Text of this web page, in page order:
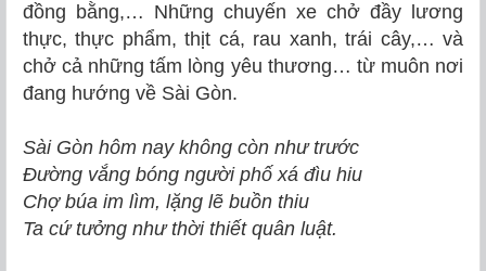
đồng bằng,… Những chuyến xe chở đầy lương
thực, thực phẩm, thịt cá, rau xanh, trái cây,… và
chở cả những tấm lòng yêu thương… từ muôn nơi
đang hướng về Sài Gòn.
Sài Gòn hôm nay không còn như trước
Đường vắng bóng người phố xá đìu hiu
Chợ búa im lìm, lặng lẽ buồn thiu
Ta cứ tưởng như thời thiết quân luật.